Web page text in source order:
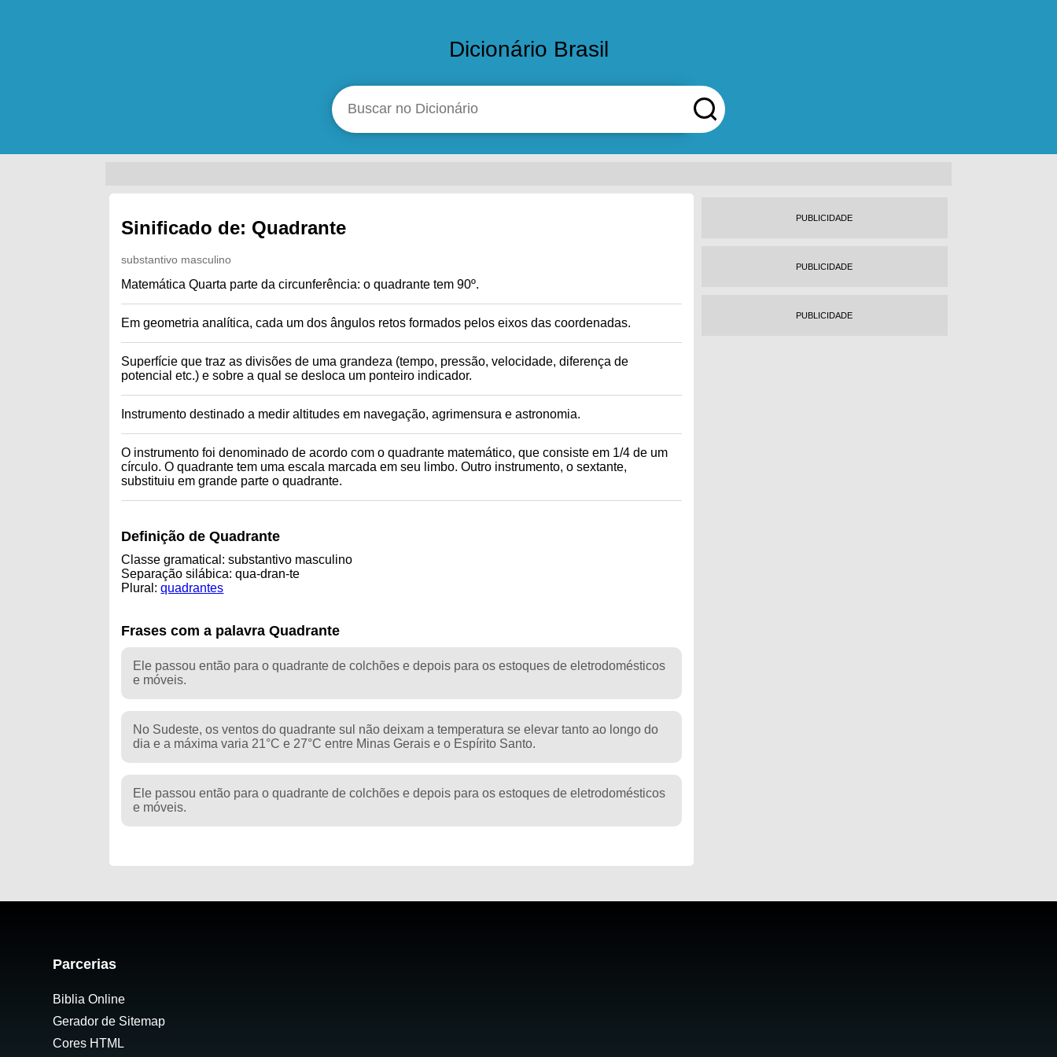
Dicionário Brasil
Sinificado de: Quadrante
substantivo masculino
Matemática Quarta parte da circunferência: o quadrante tem 90º.
Em geometria analítica, cada um dos ângulos retos formados pelos eixos das coordenadas.
Superfície que traz as divisões de uma grandeza (tempo, pressão, velocidade, diferença de
potencial etc.) e sobre a qual se desloca um ponteiro indicador.
Instrumento destinado a medir altitudes em navegação, agrimensura e astronomia.
O instrumento foi denominado de acordo com o quadrante matemático, que consiste em 1/4 de um
círculo. O quadrante tem uma escala marcada em seu limbo. Outro instrumento, o sextante,
substituiu em grande parte o quadrante.
Definição de Quadrante
Classe gramatical: substantivo masculino
Separação silábica: qua-dran-te
Plural:quadrantes
Frases com a palavra Quadrante
Ele passou então para o quadrante de colchões e depois para os estoques de eletrodomésticos
e móveis.
No Sudeste, os ventos do quadrante sul não deixam a temperatura se elevar tanto ao longo do
dia e a máxima varia 21°C e 27°C entre Minas Gerais e o Espírito Santo.
Ele passou então para o quadrante de colchões e depois para os estoques de eletrodomésticos
e móveis.
PUBLICIDADE
PUBLICIDADE
PUBLICIDADE
Parcerias
Biblia Online
Gerador de Sitemap
Cores HTML